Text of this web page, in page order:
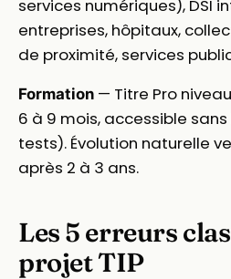
services numériques), DSI
entreprises, hôpitaux,
de proximité, services
Formation — Titre Pro
6 à 9 mois, accessible
tests). Évolution naturelle
après 2 à 3 ans.
Les 5 erreurs
projet TIP